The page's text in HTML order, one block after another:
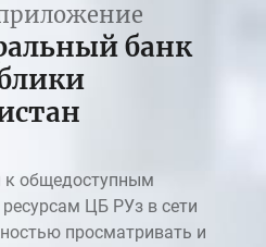
банк
к общедоступным
ЦБ РУз в сети
просматривать и